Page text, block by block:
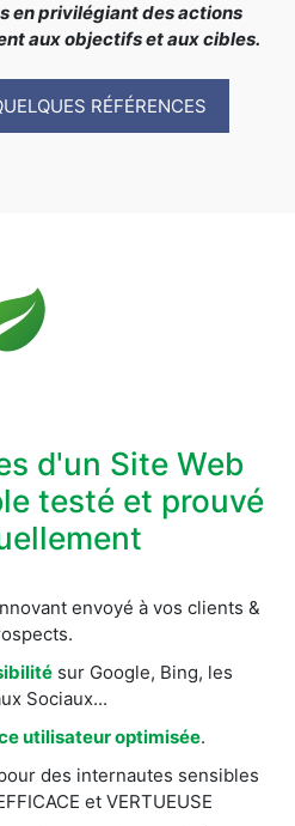
en privilégiant des actions
aux objectifs et aux cibles.
RÉFÉRENCES
d'un Site Web
testé et prouvé
envoyé à vos clients &
sur Google, Bing, les
Sociaux...
utilisateur optimisée.
des internautes sensibles
et VERTUEUSE